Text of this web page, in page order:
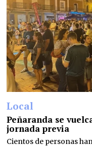
Local
Peñaranda se
jornada previa
Cientos de personas